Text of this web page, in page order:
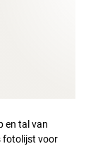
en tal van
fotolijst voor